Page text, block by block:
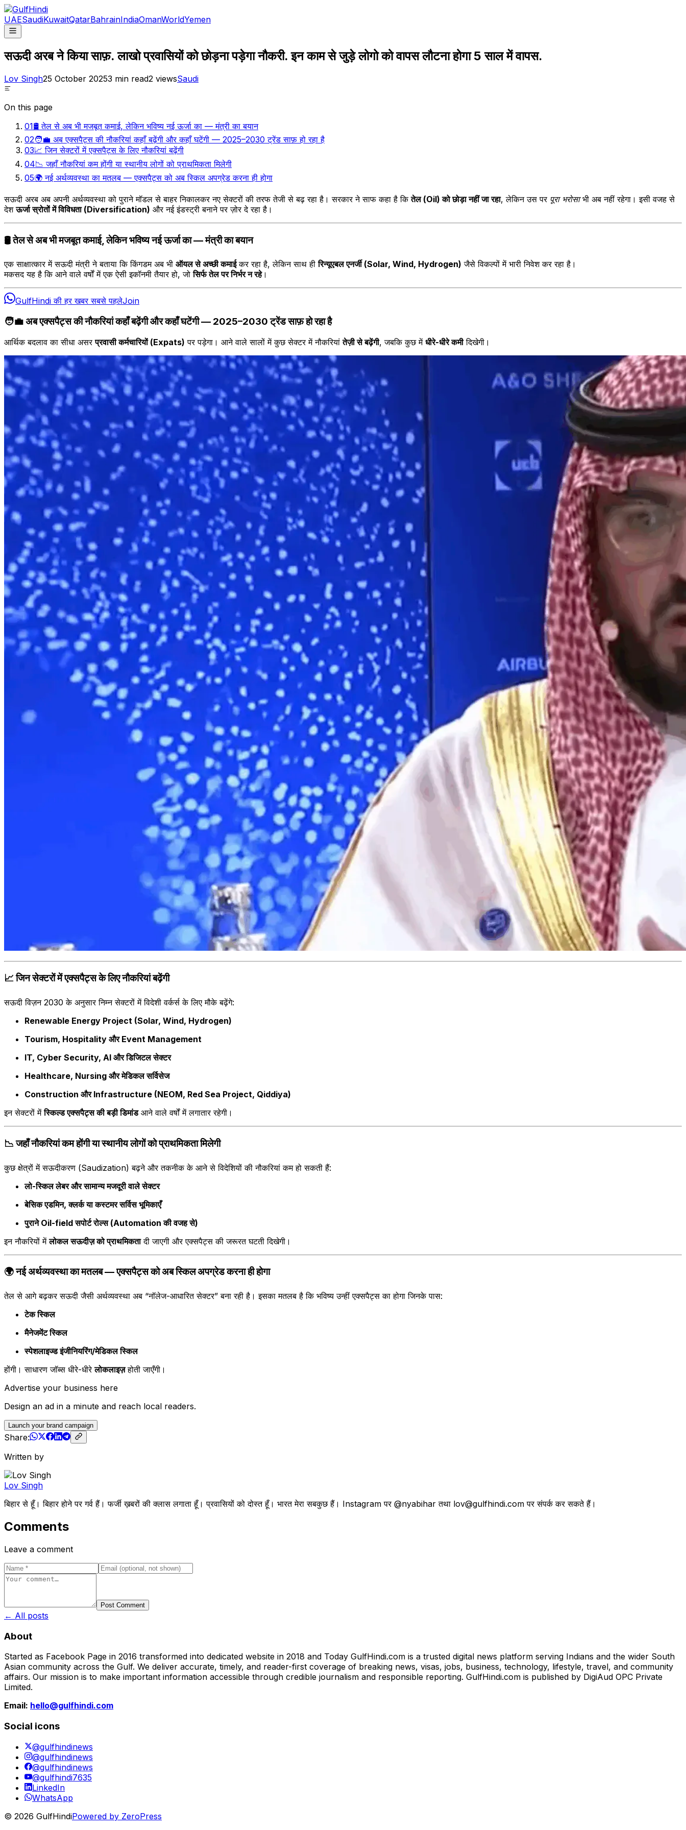
UAESaudiKuwaitQatarBahrainIndiaOmanWorldYemen
सऊदी अरब ने किया साफ़. लाखो प्रवासियों को छोड़ना पड़ेगा नौकरी. इन काम से जुड़े लोगो को वापस लौटना होगा 5 साल में वापस.
Lov Singh25 October 20253 min read2 viewsSaudi
On this page
01🛢️ तेल से अब भी मजबूत कमाई, लेकिन भविष्य नई ऊर्जा का — मंत्री का बयान
02🧑‍💼 अब एक्सपैट्स की नौकरियां कहाँ बढ़ेंगी और कहाँ घटेंगी — 2025–2030 ट्रेंड साफ़ हो रहा है
03📈 जिन सेक्टरों में एक्सपैट्स के लिए नौकरियां बढ़ेंगी
04📉 जहाँ नौकरियां कम होंगी या स्थानीय लोगों को प्राथमिकता मिलेगी
05🌍 नई अर्थव्यवस्था का मतलब — एक्सपैट्स को अब स्किल अपग्रेड करना ही होगा
सऊदी अरब अब अपनी अर्थव्यवस्था को पुराने मॉडल से बाहर निकालकर नए सेक्टरों की तरफ तेजी से बढ़ रहा है। सरकार ने साफ कहा है कितेल (Oil) को छोड़ा नहीं जा रहा, लेकिन उस पर पूरा भरोसाभी अब नहीं रहेगा। इसी वजह से
देशऊर्जा स्रोतों में विविधता (Diversification) और नई इंडस्ट्री बनाने पर ज़ोर दे रहा है।
🛢️तेल से अब भी मजबूत कमाई, लेकिन भविष्य नई ऊर्जा का — मंत्री का बयान
एक साक्षात्कार में सऊदी मंत्री ने बताया कि किंगडम अब भी ऑयल से अच्छी कमाईकर रहा है, लेकिन साथ हीरिन्यूएबल एनर्जी (Solar, Wind, Hydrogen) जैसे विकल्पों में भारी निवेश कर रहा है।
मकसद यह है कि आने वाले वर्षों में एक ऐसी इकॉनमी तैयार हो, जोसिर्फ तेल पर निर्भर न रहे।
GulfHindi की हर खबर सबसे पहलेJoin
🧑‍💼अब एक्सपैट्स की नौकरियां कहाँ बढ़ेंगी और कहाँ घटेंगी — 2025–2030 ट्रेंड साफ़ हो रहा है
आर्थिक बदलाव का सीधा असरप्रवासी कर्मचारियों (Expats) पर पड़ेगा। आने वाले सालों में कुछ सेक्टर में नौकरियांतेज़ी से बढ़ेंगी, जबकि कुछ में धीरे-धीरे कमीदिखेगी।
📈जिन सेक्टरों में एक्सपैट्स के लिए नौकरियां बढ़ेंगी
सऊदी विज़न 2030 के अनुसार निम्न सेक्टरों में विदेशी वर्कर्स के लिए मौके बढ़ेंगे:
Renewable Energy Project (Solar, Wind, Hydrogen)
Tourism, Hospitality और Event Management
IT, Cyber Security, AI और डिजिटल सेक्टर
Healthcare, Nursing और मेडिकल सर्विसेज
Construction और Infrastructure (NEOM, Red Sea Project, Qiddiya)
इन सेक्टरों मेंस्किल्ड एक्सपैट्स की बड़ी डिमांडआने वाले वर्षों में लगातार रहेगी।
📉जहाँ नौकरियां कम होंगी या स्थानीय लोगों को प्राथमिकता मिलेगी
कुछ क्षेत्रों में सऊदीकरण (Saudization) बढ़ने और तकनीक के आने से विदेशियों की नौकरियां कम हो सकती हैं:
लो-स्किल लेबर और सामान्य मजदूरी वाले सेक्टर
बेसिक एडमिन, क्लर्क या कस्टमर सर्विस भूमिकाएँ
पुराने Oil-field सपोर्ट रोल्स (Automation की वजह से)
इन नौकरियों मेंलोकल सऊदीज़ को प्राथमिकतादी जाएगी और एक्सपैट्स की जरूरत घटती दिखेगी।
🌍नई अर्थव्यवस्था का मतलब — एक्सपैट्स को अब स्किल अपग्रेड करना ही होगा
तेल से आगे बढ़कर सऊदी जैसी अर्थव्यवस्था अब “नॉलेज-आधारित सेक्टर” बना रही है। इसका मतलब है कि भविष्य उन्हीं एक्सपैट्स का होगा जिनके पास:
टेक स्किल
मैनेजमेंट स्किल
स्पेशलाइज्ड इंजीनियरिंग/मेडिकल स्किल
होंगी। साधारण जॉब्स धीरे-धीरेलोकलाइज़होती जाएँगी।
Advertise your business here
Design an ad in a minute and reach local readers.
Launch your brand campaign
Share:
Written by
Lov Singh
बिहार से हूँ। बिहार होने पर गर्व हैं। फर्जी ख़बरों की क्लास लगाता हूँ। प्रवासियों को दोस्त हूँ। भारत मेरा सबकुछ हैं। Instagram पर @nyabihar तथा lov@gulfhindi.com पर संपर्क कर सकते हैं।
Comments
Leave a comment
Post Comment
← All posts
About
Started as Facebook Page in 2016 transformed into dedicated website in 2018 and Today GulfHindi.com is a trusted digital news platform serving Indians and the wider South
Asian community across the Gulf. We deliver accurate, timely, and reader-first coverage of breaking news, visas, jobs, business, technology, lifestyle, travel, and community
affairs. Our mission is to make important information accessible through credible journalism and responsible reporting. GulfHindi.com is published by DigiAud OPC Private
Limited.
Email: hello@gulfhindi.com
Social icons
@gulfhindinews
@gulfhindinews
@gulfhindinews
@gulfhindi7635
LinkedIn
WhatsApp
© 2026 GulfHindiPowered by ZeroPress